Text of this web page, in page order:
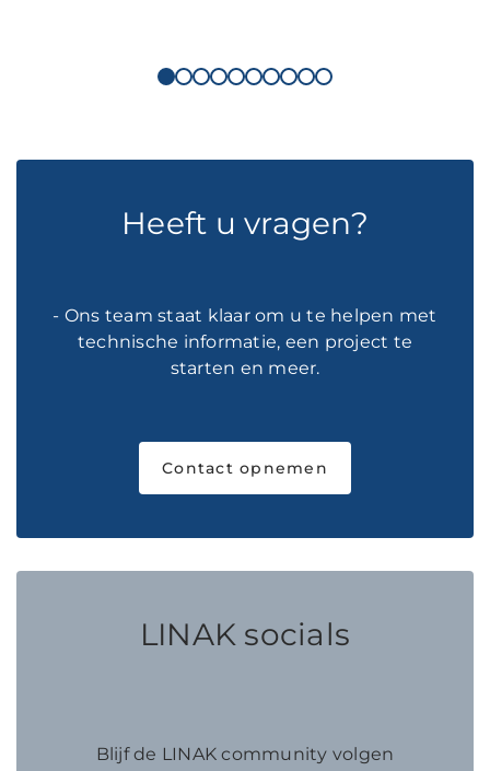
Heeft u vragen?
- Ons team staat klaar om u te helpen met
technische informatie, een project te
starten en meer.
Contact opnemen
LINAK socials
Blijf de LINAK community volgen